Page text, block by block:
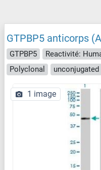
GTPBP5 anticorps
GTPBP5 Reactivité:
Polyclonal
unconjugated
1 image